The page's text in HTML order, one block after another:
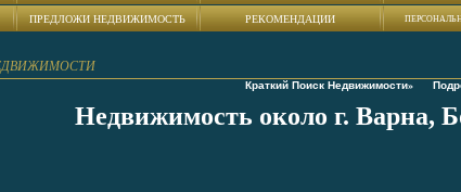
ПРЕДЛОЖИ НЕДВИЖИМОСТЬ РЕКОМЕНДАЦИИ
Краткий Поиск Недвижимости»
Недвижимость около г. Варна,